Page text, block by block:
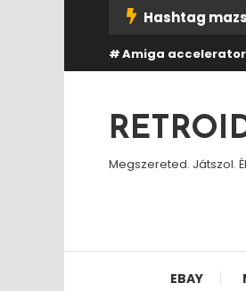
Content
Hashtag
Amiga accelerator
Megszereted. Játszol.
EBAY